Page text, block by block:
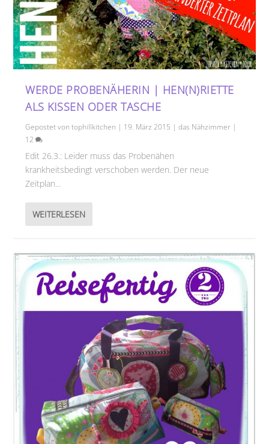
WERDE PROBENÄHERIN | HEN(N)RIETTE
ALS KISSEN ODER TASCHE
Gepostet vontophillkitchen | 19. März 2015 |das Nähzimmer |
12
Edit 26.3.: Leider muss das Probenähen
krankheitsbedingt verschoben werden. Der neue
Zeitplan...
WEITERLESEN